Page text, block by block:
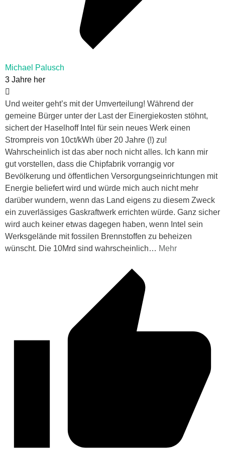
Michael Palusch
3 Jahre her
Und weiter geht’s mit der Umverteilung! Während der
gemeine Bürger unter der Last der Einergiekosten stöhnt,
sichert der Haselhoff Intel für sein neues Werk einen
Strompreis von 10ct/kWh über 20 Jahre (!) zu!
Wahrscheinlich ist das aber noch nicht alles. Ich kann mir
gut vorstellen, dass die Chipfabrik vorrangig vor
Bevölkerung und öffentlichen Versorgungseinrichtungen mit
Energie beliefert wird und würde mich auch nicht mehr
darüber wundern, wenn das Land eigens zu diesem Zweck
ein zuverlässiges Gaskraftwerk errichten würde. Ganz sicher
wird auch keiner etwas dagegen haben, wenn Intel sein
Werksgelände mit fossilen Brennstoffen zu beheizen
wünscht. Die 10Mrd sind wahrscheinlich… Mehr